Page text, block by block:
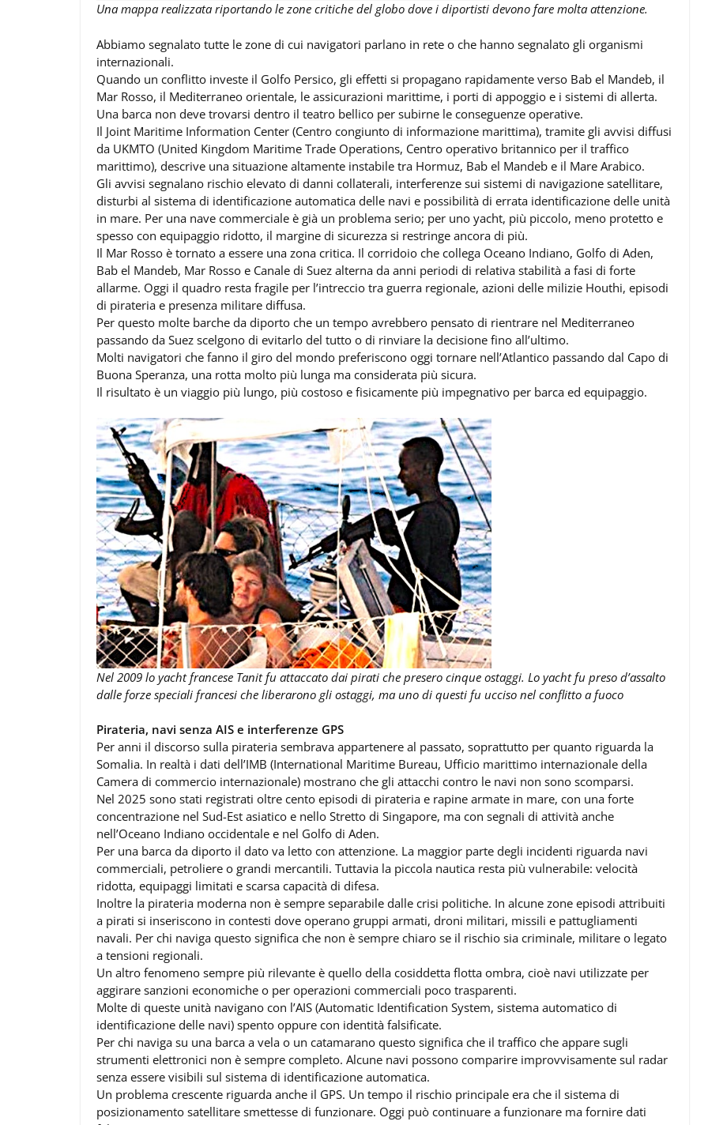
Una mappa realizzata riportando le zone critiche del globo dove i diportisti devono fare molta attenzione.
Abbiamo segnalato tutte le zone di cui navigatori parlano in rete o che hanno segnalato gli organismi
internazionali.
Quando un conflitto investe il Golfo Persico, gli effetti si propagano rapidamente verso Bab el Mandeb, il
Mar Rosso, il Mediterraneo orientale, le assicurazioni marittime, i porti di appoggio e i sistemi di allerta.
Una barca non deve trovarsi dentro il teatro bellico per subirne le conseguenze operative.
Il Joint Maritime Information Center (Centro congiunto di informazione marittima), tramite gli avvisi diffusi
da UKMTO (United Kingdom Maritime Trade Operations, Centro operativo britannico per il traffico
marittimo), descrive una situazione altamente instabile tra Hormuz, Bab el Mandeb e il Mare Arabico.
Gli avvisi segnalano rischio elevato di danni collaterali, interferenze sui sistemi di navigazione satellitare,
disturbi al sistema di identificazione automatica delle navi e possibilità di errata identificazione delle unità
in mare. Per una nave commerciale è già un problema serio; per uno yacht, più piccolo, meno protetto e
spesso con equipaggio ridotto, il margine di sicurezza si restringe ancora di più.
Il Mar Rosso è tornato a essere una zona critica. Il corridoio che collega Oceano Indiano, Golfo di Aden,
Bab el Mandeb, Mar Rosso e Canale di Suez alterna da anni periodi di relativa stabilità a fasi di forte
allarme. Oggi il quadro resta fragile per l’intreccio tra guerra regionale, azioni delle milizie Houthi, episodi
di pirateria e presenza militare diffusa.
Per questo molte barche da diporto che un tempo avrebbero pensato di rientrare nel Mediterraneo
passando da Suez scelgono di evitarlo del tutto o di rinviare la decisione fino all’ultimo.
Molti navigatori che fanno il giro del mondo preferiscono oggi tornare nell’Atlantico passando dal Capo di
Buona Speranza, una rotta molto più lunga ma considerata più sicura.
Il risultato è un viaggio più lungo, più costoso e fisicamente più impegnativo per barca ed equipaggio.
Nel 2009 lo yacht francese Tanitfu attaccato dai pirati che presero cinque ostaggi. Lo yacht fu preso d’assalto
dalle forze speciali francesi che liberarono gli ostaggi, ma uno di questi fu ucciso nel conflitto a fuoco
Pirateria, navi senza AIS e interferenze GPS
Per anni il discorso sulla pirateria sembrava appartenere al passato, soprattutto per quanto riguarda la
Somalia. In realtà i dati dell’IMB (International Maritime Bureau, Ufficio marittimo internazionale della
Camera di commercio internazionale) mostrano che gli attacchi contro le navi non sono scomparsi.
Nel 2025 sono stati registrati oltre cento episodi di pirateria e rapine armate in mare, con una forte
concentrazione nel Sud-Est asiatico e nello Stretto di Singapore, ma con segnali di attività anche
nell’Oceano Indiano occidentale e nel Golfo di Aden.
Per una barca da diporto il dato va letto con attenzione. La maggior parte degli incidenti riguarda navi
commerciali, petroliere o grandi mercantili. Tuttavia la piccola nautica resta più vulnerabile: velocità
ridotta, equipaggi limitati e scarsa capacità di difesa.
Inoltre la pirateria moderna non è sempre separabile dalle crisi politiche. In alcune zone episodi attribuiti
a pirati si inseriscono in contesti dove operano gruppi armati, droni militari, missili e pattugliamenti
navali. Per chi naviga questo significa che non è sempre chiaro se il rischio sia criminale, militare o legato
a tensioni regionali.
Un altro fenomeno sempre più rilevante è quello della cosiddetta flotta ombra, cioè navi utilizzate per
aggirare sanzioni economiche o per operazioni commerciali poco trasparenti.
Molte di queste unità navigano con l’AIS (Automatic Identification System, sistema automatico di
identificazione delle navi) spento oppure con identità falsificate.
Per chi naviga su una barca a vela o un catamarano questo significa che il traffico che appare sugli
strumenti elettronici non è sempre completo. Alcune navi possono comparire improvvisamente sul radar
senza essere visibili sul sistema di identificazione automatica.
Un problema crescente riguarda anche il GPS. Un tempo il rischio principale era che il sistema di
posizionamento satellitare smettesse di funzionare. Oggi può continuare a funzionare ma fornire dati